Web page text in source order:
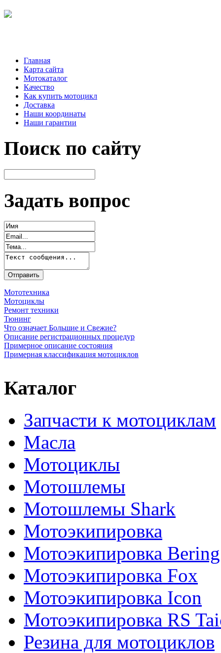
Главная
Карта сайта
Мотокаталог
Качество
Как купить мотоцикл
Доставка
Наши координаты
Наши гарантии
Поиск по сайту
Задать вопрос
Мототехника
Мотоциклы
Ремонт техники
Тюнинг
Что означает Большие и Свежие?
Описание регистрационных процедур
Примерное описание состояния
Примерная классификация мотоциклов
Каталог
Запчасти к мотоциклам
Масла
Мотоциклы
Мотошлемы
Мотошлемы Shark
Мотоэкипировка
Мотоэкипировка Bering
Мотоэкипировка Fox
Мотоэкипировка Icon
Мотоэкипировка RS
Резина для мотоциклов